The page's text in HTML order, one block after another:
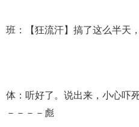
班：【狂流汗】搞了这么半天
体：听好了。说出来，小心吓
－－－－彪